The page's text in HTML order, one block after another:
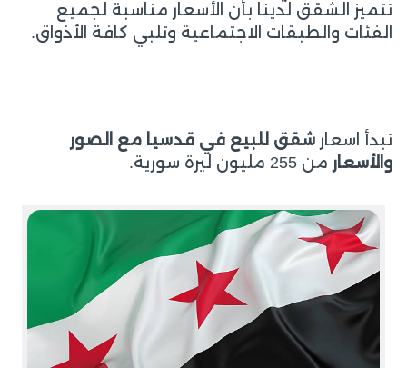
تتميز الشقق لدينا بأن الأسعار مناسبة لجميع
الفئات والطبقات الاجتماعية وتلبي كافة الأذواق.
تبدأ اسعار شقق للبيع في قدسيا مع الصور
والأسعار من 255 مليون ليرة سورية.